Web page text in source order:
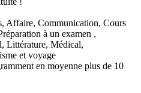
Affaire, Communication, Cours
à un examen ,
Littérature, Médical,
et voyage
en moyenne plus de 10